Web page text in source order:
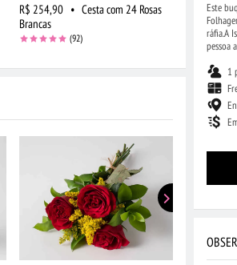
R$ 254,90 • Cesta com 24 Rosas
Brancas
(92)
Este
ráfia.A
pessoa
1